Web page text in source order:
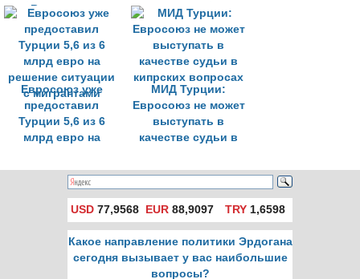
Вашингтон
Евросоюз уже
предоставил
Турции 5,6 из 6
млрд евро на
с мигрантами
МИД Турции:
Евросоюз не может
выступать в
качестве судьи в
USD 77,9568 EUR 88,9097 TRY1,6598
Какое направление политики Эрдогана
сегодня вызывает у вас наибольшие
вопросы?